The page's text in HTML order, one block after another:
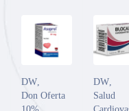
DW,
Don Oferta
DW,
Salud